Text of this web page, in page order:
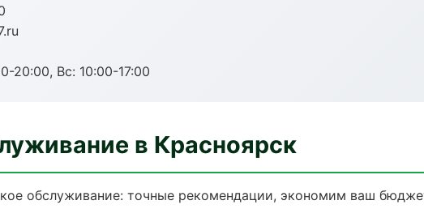
20:00, Вс: 10:00-17:00
в Красноярск
обслуживание: точные рекомендации, экономим ваш